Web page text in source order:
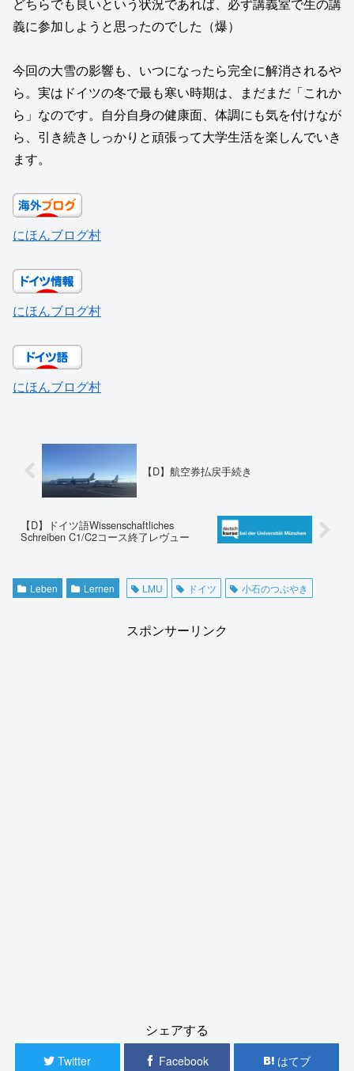
義に参加しようと思ったのでした（爆）
今回の大雪の影響も、いつになったら完全に解消されるや
ら。実はドイツの冬で最も寒い時期は、まだまだ「これか
ら」なのです。自分自身の健康面、体調にも気を付けなが
ら、引き続きしっかりと頑張って大学生活を楽しんでいき
ます。
にほんブログ村
にほんブログ村
にほんブログ村
【D】航空券払戻手続き
【D】ドイツ語Wissenschaftliches
Schreiben C1/C2コース終了レヴュー
Leben Lernen LMU ドイツ 小石のつぶやき
スポンサーリンク
シェアする
Twitter Facebook はてブ